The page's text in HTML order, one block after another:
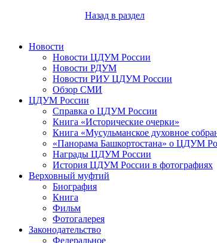
Назад в раздел
Новости
Новости ЦДУМ России
Новости РДУМ
Новости РИУ ЦДУМ России
Обзор СМИ
ЦДУМ России
Справка о ЦДУМ России
Книга «Исторические очерки»
Книга «Мусульманское духовное
«Панорама Башкортостана» о ЦДУМ
Награды ЦДУМ России
История ЦДУМ России в фотографиях
Верховный муфтий
Биография
Книга
Фильм
Фотогалерея
Законодательство
Федеральное